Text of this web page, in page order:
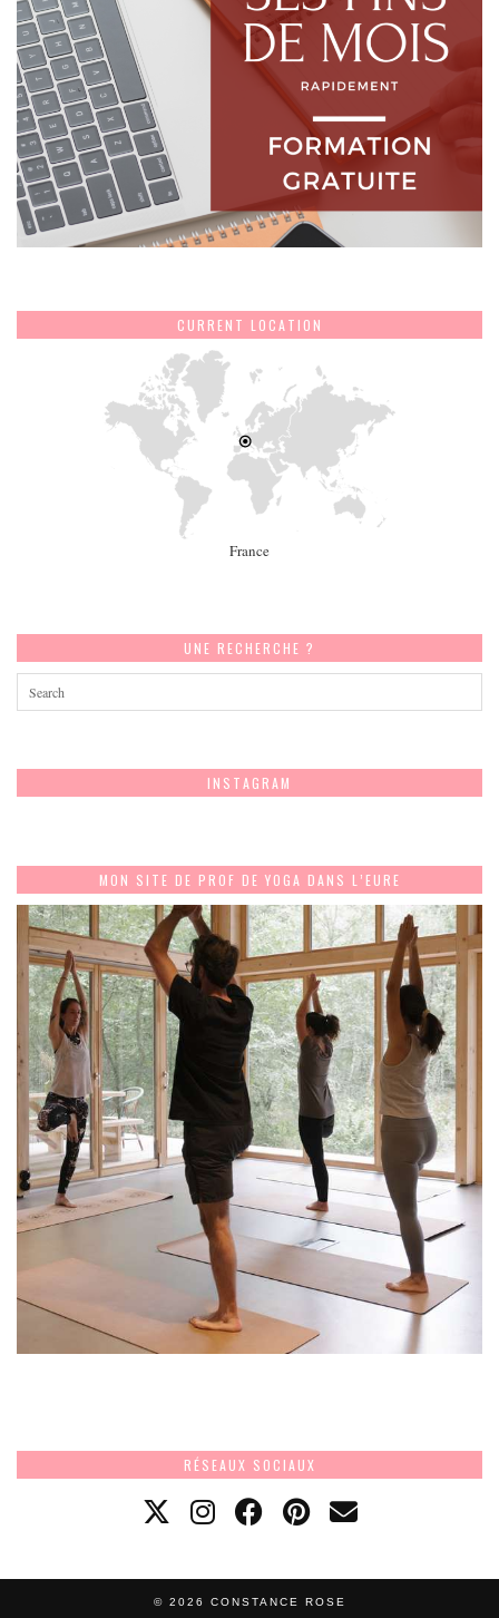
CURRENT LOCATION
France
UNE RECHERCHE ?
INSTAGRAM
MON SITE DE PROF DE YOGA DANS L’EURE
RÉSEAUX SOCIAUX
© 2026 CONSTANCE ROSE